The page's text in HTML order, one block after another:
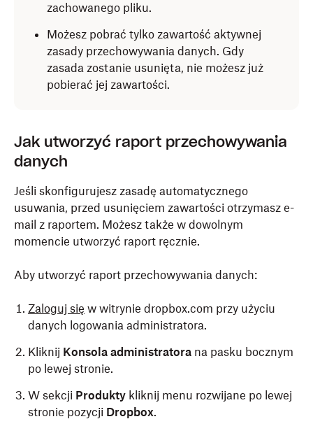
zachowanego pliku.
Możesz pobrać tylko zawartość aktywnej
zasady przechowywania danych. Gdy
zasada zostanie usunięta, nie możesz już
pobierać jej zawartości.
Jak utworzyć raport przechowywania
danych
Jeśli skonfigurujesz zasadę automatycznego
usuwania, przed usunięciem zawartości otrzymasz e-
mail z raportem. Możesz także w dowolnym
momencie utworzyć raport ręcznie.
Aby utworzyć raport przechowywania danych:
Zaloguj się w witrynie dropbox.com przy użyciu
danych logowania administratora.
Kliknij Konsola administratora na pasku bocznym
po lewej stronie.
W sekcji Produkty kliknij menu rozwijane po lewej
stronie pozycji Dropbox.